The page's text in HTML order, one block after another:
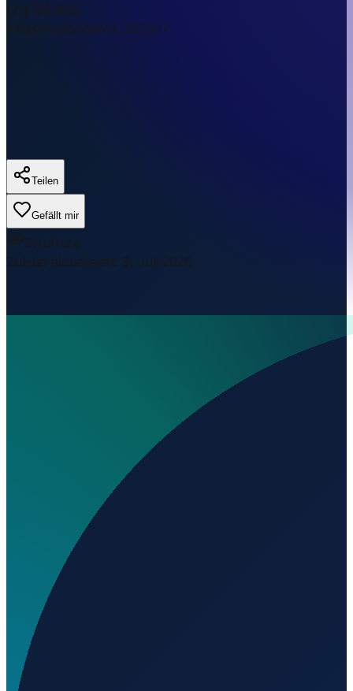
Lng-69.3892
Klassifikationminor_202607
Teilen
Gefällt mir
0Aufrufe
Zuletzt aktualisiert: 9. Juli 2026
Wo liegt der Hafen Baie des Escoumins?
Wird geladen...